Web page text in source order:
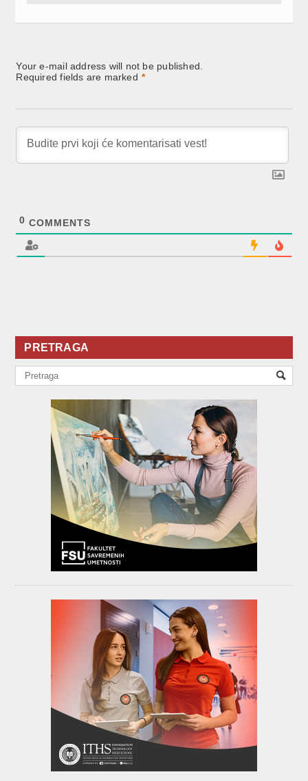
Your e-mail address will not be published.
Required fields are marked *
0 COMMENTS
PRETRAGA